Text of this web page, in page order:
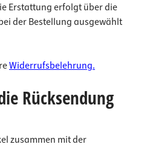
Erstattung erfolgt über die
der Bestellung ausgewählt
Widerrufsbelehrung.
Rücksendung
zusammen mit der